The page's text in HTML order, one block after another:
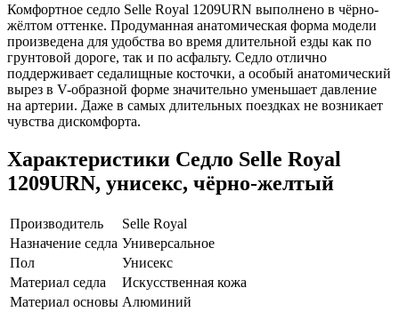
Комфортное седло Selle Royal 1209URN выполнено в чёрно-
жёлтом оттенке. Продуманная анатомическая форма модели
произведена для удобства во время длительной езды как по
грунтовой дороге, так и по асфальту. Седло отлично
поддерживает седалищные косточки, а особый анатомический
вырез в V-образной форме значительно уменьшает давление
на артерии. Даже в самых длительных поездках не возникает
чувства дискомфорта.
Характеристики Седло Selle Royal
1209URN, унисекс, чёрно-желтый
Производитель
Selle Royal
Назначение седла Универсальное
Пол
Унисекс
Материал седла
Искусственная кожа
Материал основы Алюминий